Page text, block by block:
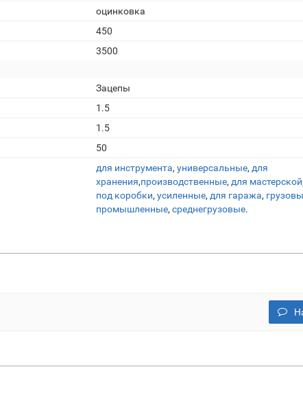
оцинковка
450
3500
Зацепы
1.5
1.5
50
для инструмента, универсальные, для
хранения,производственные, для мастерской
под коробки, усиленные, для гаража,
промышленные, среднегрузовые.